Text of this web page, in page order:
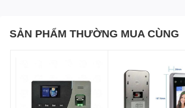
SẢN PHẨM THƯỜNG MUA CÙNG